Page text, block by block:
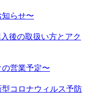
らせ〜
後の取扱い方とアク
営業予定〜
コロナウィルス予防